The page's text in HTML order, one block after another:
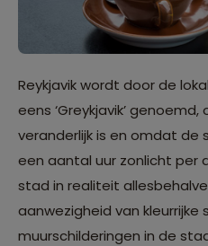
Reykjavik wordt door de
eens ‘Greykjavik’
veranderlijk is en omdat de
een aantal uur zonlicht per
stad in realiteit
aanwezigheid van kleurrijke
muurschilderingen in de